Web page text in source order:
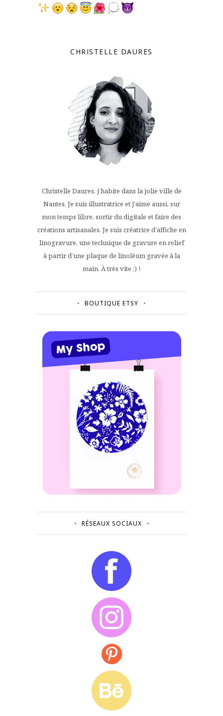
CHRISTELLE DAURES
Christelle Daures, j’habite dans la jolie ville de
Nantes. Je suis illustratrice et j'aime aussi, sur
mon temps libre, sortir du digitale et faire des
créations artisanales. Je suis créatrice d’affiche en
linogravure, une technique de gravure en relief
à partir d’une plaque de linoléum gravée à la
main. À très vite ;) !
BOUTIQUE ETSY
RÉSEAUX SOCIAUX